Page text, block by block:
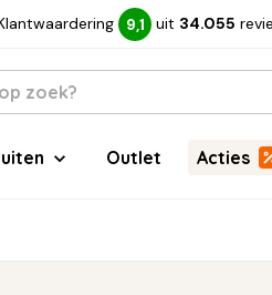
9,1 uit 34.055
Outlet Acties